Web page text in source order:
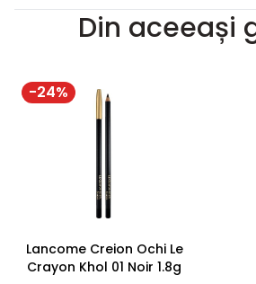
Din aceeași
-24%
Lancome Creion Ochi Le
Crayon Khol 01 Noir 1.8g